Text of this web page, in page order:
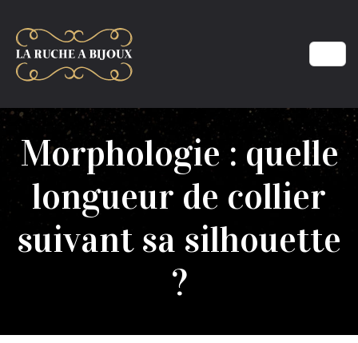
Morphologie : quelle
longueur de collier
suivant sa silhouette
?